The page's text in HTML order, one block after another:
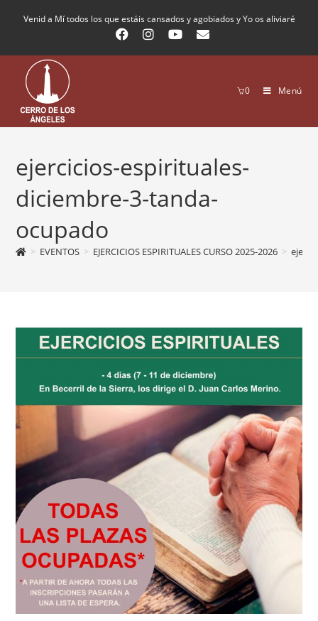
Venid a Mí todos los que estáis cansados y agobiados y Yo os aliviaré
0 Menú
ejercicios-espirituales-
diciembre-3-tanda-
ocupado
> EVENTOS > EJERCICIOS ESPIRITUALES CURSO 2025-2026 >